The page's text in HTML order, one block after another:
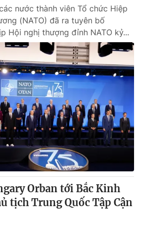
lai
nước thành viên Tổ chức Hiệp
(NATO) đã ra tuyên bố
Hội nghị thượng đỉnh NATO kỷ...
Orban tới Bắc Kinh
tịch Trung Quốc Tập Cận